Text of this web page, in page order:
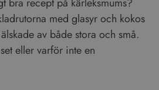
bra recept på kärleksmums?
med glasyr och kokos
av både stora och små.
eller varför inte en